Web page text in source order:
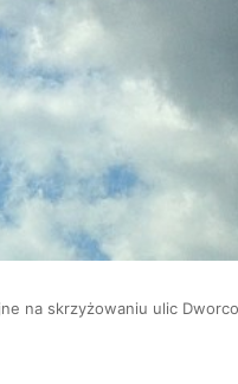
na skrzyżowaniu ulic